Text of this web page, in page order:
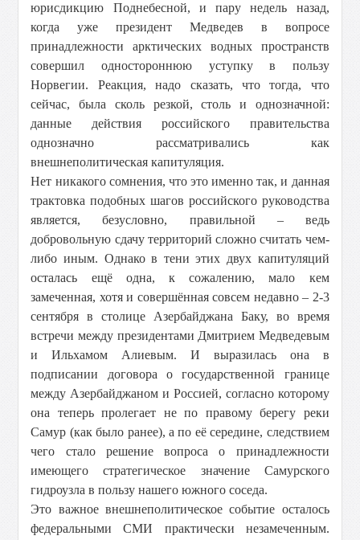
юрисдикцию Поднебесной, и пару недель назад,
когда уже президент Медведев в вопросе
принадлежности арктических водных пространств
совершил одностороннюю уступку в пользу
Норвегии. Реакция, надо сказать, что тогда, что
сейчас, была сколь резкой, столь и однозначной:
данные действия российского правительства
однозначно рассматривались как
внешнеполитическая капитуляция.
Нет никакого сомнения, что это именно так, и данная
трактовка подобных шагов российского руководства
является, безусловно, правильной – ведь
добровольную сдачу территорий сложно считать чем-
либо иным. Однако в тени этих двух капитуляций
осталась ещё одна, к сожалению, мало кем
замеченная, хотя и совершённая совсем недавно – 2-3
сентября в столице Азербайджана Баку, во время
встречи между президентами Дмитрием Медведевым
и Ильхамом Алиевым. И выразилась она в
подписании договора о государственной границе
между Азербайджаном и Россией, согласно которому
она теперь пролегает не по правому берегу реки
Самур (как было ранее), а по её середине, следствием
чего стало решение вопроса о принадлежности
имеющего стратегическое значение Самурского
гидроузла в пользу нашего южного соседа.
Это важное внешнеполитическое событие осталось
федеральными СМИ практически незамеченным.